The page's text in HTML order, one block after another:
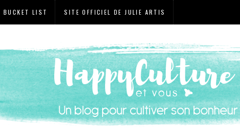
BUCKET LIST SITE OFFICIEL DE JULIE ARTIS